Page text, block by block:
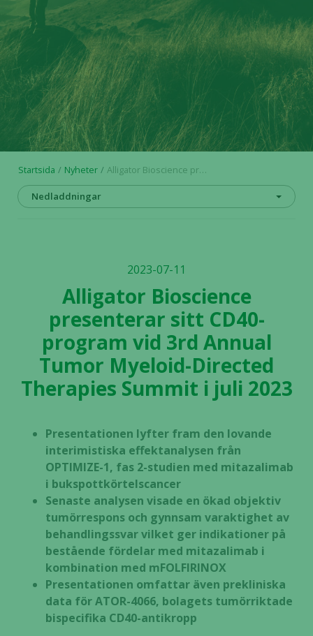
Startsida Nyheter Alligator Bioscience presenterar sitt CD40-program vid 3rd Annual Tumor Myeloid-Directed Therapies Summit i juli 2023
Nedladdningar
2023-07-11
Alligator Bioscience
presenterar sitt CD40-
program vid 3rd Annual
Tumor Myeloid-Directed
Therapies Summit i juli 2023
Presentationen lyfter fram den lovande
interimistiska effektanalysen från
OPTIMIZE-1, fas 2-studien med mitazalimab
i bukspottkörtelscancer
Senaste analysen visade en ökad objektiv
tumörrespons och gynnsam varaktighet av
behandlingssvar vilket ger indikationer på
bestående fördelar med mitazalimab i
kombination med mFOLFIRINOX
Presentationen omfattar även prekliniska
data för ATOR-4066, bolagets tumörriktade
bispecifika CD40-antikropp